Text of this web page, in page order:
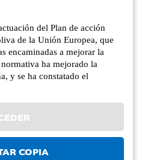
del Plan de acción
de la Unión Europea, que
encaminadas a mejorar la
ha mejorado la
y se ha constatado el
COPIA